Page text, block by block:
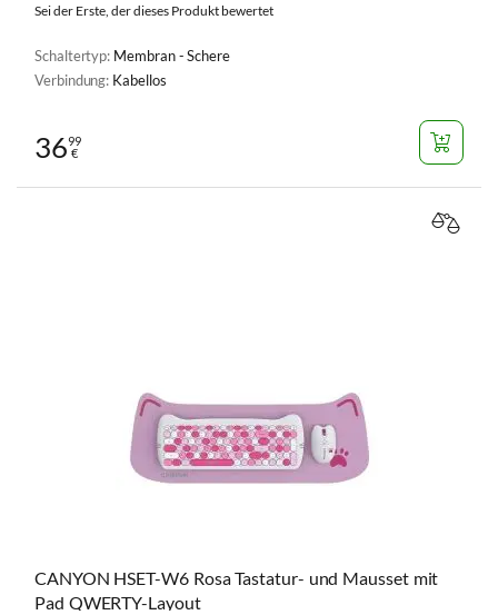
Sei der Erste, der dieses Produkt bewertet
Schaltertyp: Membran - Schere
Verbindung: Kabellos
3699
€
CANYON HSET-W6 Rosa Tastatur- und Mausset mit
Pad QWERTY-Layout